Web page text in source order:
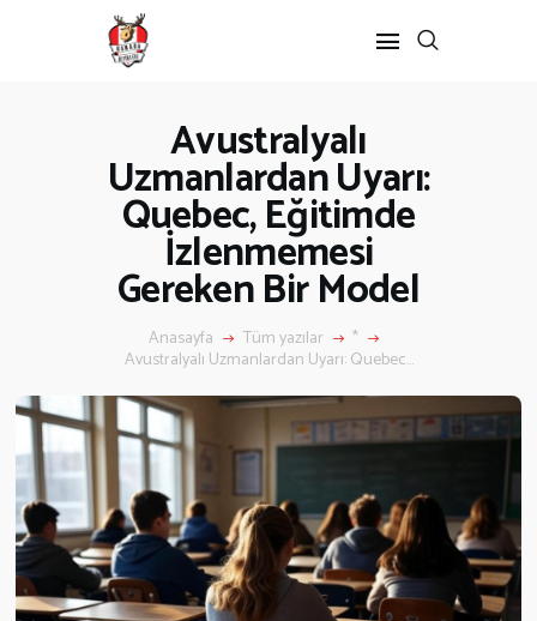
Avustralyalı
Uzmanlardan Uyarı:
Quebec, Eğitimde
İzlenmemesi
Gereken Bir Model
Anasayfa Tüm yazılar *
Avustralyalı Uzmanlardan Uyarı: Quebec...
ANASAYFA
Kanada’da Eğitim
Eğitim Formu
Göçmenlik
Göçmenlik Formu
Emlak